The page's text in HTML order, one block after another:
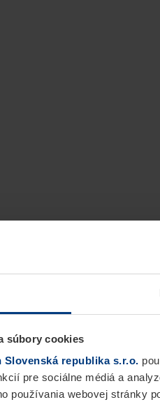
súbory cookies
Slovenská republika s.r.o.
pre sociálne médiá a
používania webovej stránky